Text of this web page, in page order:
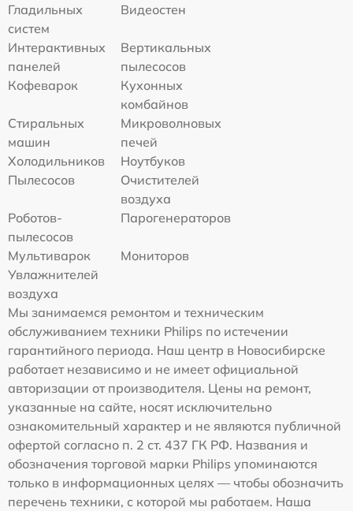
Гладильных
систем
Видеостен
Интерактивных
панелей
Вертикальных
пылесосов
Кофеварок
Кухонных
комбайнов
Стиральных
машин
Микроволновых
печей
Холодильников
Ноутбуков
Пылесосов
Очистителей
воздуха
Роботов-
пылесосов
Парогенераторов
Мультиварок
Мониторов
Увлажнителей
воздуха
Мы занимаемся ремонтом и техническим
обслуживанием техники Philips по истечении
гарантийного периода. Наш центр в Новосибирске
работает независимо и не имеет официальной
авторизации от производителя. Цены на ремонт,
указанные на сайте, носят исключительно
ознакомительный характер и не являются публичной
офертой согласно п. 2 ст. 437 ГК РФ. Названия и
обозначения торговой марки Philips упоминаются
только в информационных целях — чтобы обозначить
перечень техники, с которой мы работаем. Наша